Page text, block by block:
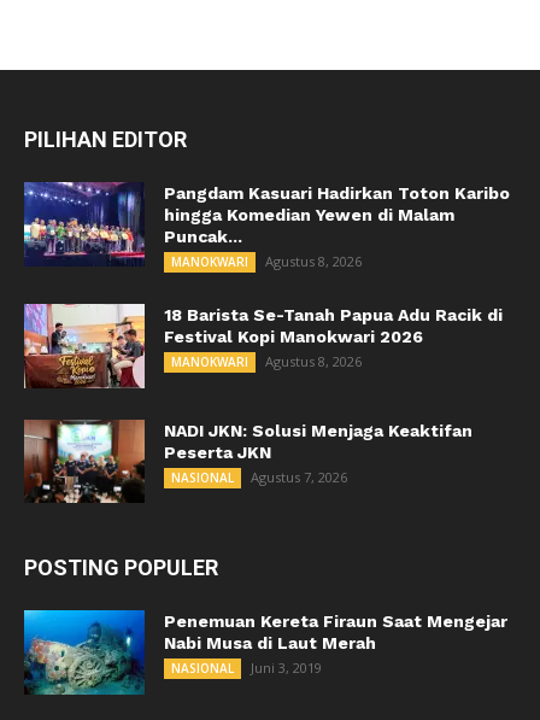
PILIHAN EDITOR
Pangdam Kasuari Hadirkan Toton Karibo
hingga Komedian Yewen di Malam
Puncak...
MANOKWARI Agustus 8, 2026
18 Barista Se-Tanah Papua Adu Racik di
Festival Kopi Manokwari 2026
MANOKWARI Agustus 8, 2026
NADI JKN: Solusi Menjaga Keaktifan
Peserta JKN
NASIONAL Agustus 7, 2026
POSTING POPULER
Penemuan Kereta Firaun Saat Mengejar
Nabi Musa di Laut Merah
NASIONAL Juni 3, 2019